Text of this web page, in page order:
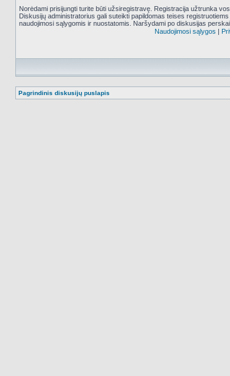
Norėdami prisijungti turite būti užsiregistravę. Registracija užtrunka
Diskusijų administratorius gali suteikti papildomas teises
naudojimosi sąlygomis ir nuostatomis. Naršydami po diskusijas
Naudojimosi sąlygos |
Pagrindinis diskusijų puslapis